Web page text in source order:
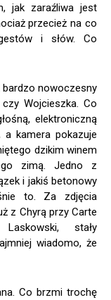
jak zaraźliwa jest
przecież na co
i słów. Co
bardzo nowoczesny
Wojcieszka. Co
elektroniczną
a kamera pokazuje
dzikim winem
zimą. Jedno z
i jakiś betonowy
to. Za zdjęcia
z Chyrą przy Carte
stały
wiadomo, że
Co brzmi trochę